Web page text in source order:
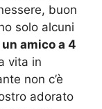
buon
solo alcuni
un amico a 4
vita in
non c’è
adorato